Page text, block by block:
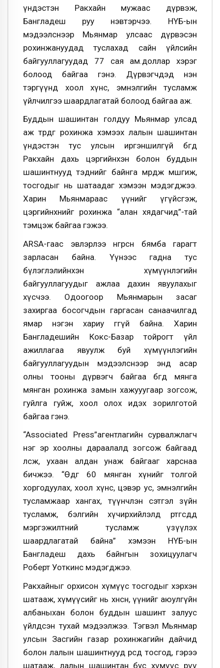
үндэстэн Ракхайн мужаас дүрвэж,
Бангладеш руу нэвтэрчээ. НҮБ-ын
мэдээлснээр Мьянмар улсаас дүрвэсэн
рохинжануудад туслахад сайн үйлсийн
байгууллагуудад 77 сая ам.доллар хэрэг
болоод байгаа гэнэ. Дүрвэгчдэд нэн
тэргүүнд хоол хүнс, эмнэлгийн тусламж
үйлчилгээ шаардлагатай болоод байгаа аж.
Буддын шашинтан голдуу Мьянмар улсад
аж төрдөг рохинжа хэмээх лалын шашинтан
үндэстэн тус улсын иргэншилгүй бөгөөд
Ракхайн дахь цэргийнхэн болон буддын
шашинтнууд тэднийг байнга мөрдөж мөшгиж,
тосгодыг нь шатаадаг хэмээн мэдэгджээ.
Харин Мьянмараас үүнийг үгүйсгэж,
цэргийнхнийг рохинжа “алан хядагчид”-тай
тэмцэж байгаа гэжээ.
ARSA-гаас эвлэрлээ өнгөрсөн бямба гарагт
зарласан байна. Үүнээс гадна тус
бүлэглэлийнхэн хүмүүнлэгийн
байгууллагуудыг ажлаа дахин явуулахыг
хүсчээ. Одоогоор Мьянмарын засаг
захиргаа босогчдын гаргасан санаачилгад
ямар нэгэн хариу өгөөгүй байна. Харин
Бангладешийн Кокс-Базар тойрогт үйл
ажиллагаа явуулж буй хүмүүнлэгийн
байгууллагуудын мэдээлснээр энд асар
олны тооны дүрвэгч байгаа бөгөөд мянга
мянган рохинжа замын хажууугаар зогсож,
гуйлга гуйж, хоол олох идэх зорилготой
байгаа гэнэ.
“Associated Press”агентлагийн сурвалжлагч
нэг эр хоолны дараалалд зогсож байгаад
өлсөж, ухаан алдан унаж байгааг харснаа
бичжээ. “Өдгөө 60 мянган хүнийг толгой
хоргодуулах, хоол хүнс, цэвэр ус, эмнэлгийн
тусламжаар хангах, түүнчлэн сэтгэл зүйн
тусламж, бэлгийн хүчирхийлэлд өртөгсдөд
мэргэжилтний тусламж үзүүлэх
шаардлагатай байна” хэмээн НҮБ-ын
Бангладеш дахь байнгын зохицуулагч
Роберт Уоткинс мэдэгджээ.
Ракхайныг орхисон хүмүүс тосгодыг хэрхэн
шатааж, хүмүүсийг нь хөнөөсөн, үүнийг аюулгүйн
албаныхан болон буддын шашинт залуус
үйлдсэн тухай мэдээлжээ. Тэгвэл Мьянмар
улсын Засгийн газар рохинжагийн дайчид
болон лалын шашинтнууд өөрсдөө тосгод, гэрээ
шатааж, лалын шашинтан бус хүмүүс рүү